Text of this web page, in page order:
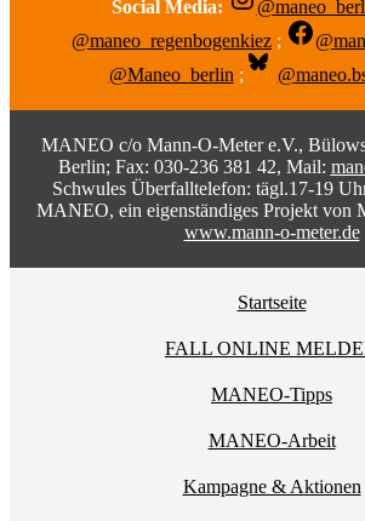
Social Media:
@maneo_regenbogenkiez ;
@Maneo_berlin ;
MANEO c/o Mann-O-Meter e.V.,
Berlin; Fax: 030-236 381 42, Mail:
Schwules Überfalltelefon: tägl.17-19
MANEO, ein eigenständiges Projekt von
www.mann-o-meter.de
Startseite
FALL ONLINE
MANEO-Tipps
MANEO-Arbeit
Kampagne & Aktionen